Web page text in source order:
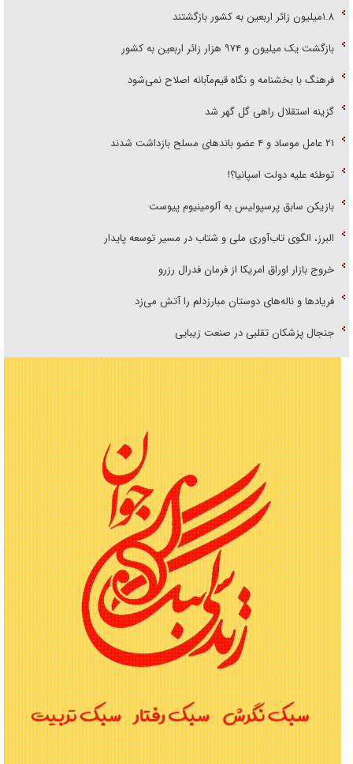
۱.۸میلیون زائر اربعین به کشور بازگشتند
بازگشت یک میلیون و ۹۷۴ هزار زائر اربعین به کشور
فرهنگ با بخشنامه و نگاه قیم‌مآبانه اصلاح نمی‌شود
گزینه استقلال راهی گل گهر شد
۲۱ عامل موساد و ۴ عضو باند‌های مسلح بازداشت شدند
توطئه علیه دولت اسپانیا؟!
بازیکن سابق پرسپولیس به آلومینیوم پیوست
البرز، الگوی تاب‌آوری ملی و شتاب در مسیر توسعه پایدار
خروج بازار اوراق امریکا از فرمان فدرال رزرو
فریاد‌ها و ناله‌های دوستان مبارزدلم را آتش می‌زد
جنجال پزشکان تقلبی در صنعت زیبایی